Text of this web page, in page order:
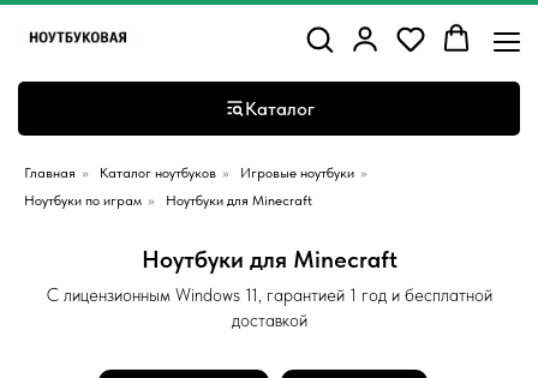
Каталог
Главная » Каталог ноутбуков » Игровые ноутбуки »
Ноутбуки по играм » Ноутбуки для Minecraft
Ноутбуки для Minecraft
С лицензионным Windows 11, гарантией 1 год и бесплатной
доставкой